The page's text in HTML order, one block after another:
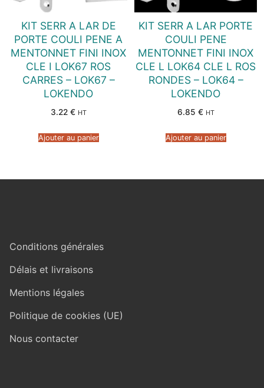
KIT SERR A LAR DE
PORTE COULI PENE A
MENTONNET FINI INOX
CLE I LOK67 ROS
CARRES – LOK67 –
LOKENDO
3.22 € HT
Ajouter au panier
KIT SERR A LAR PORTE
COULI PENE
MENTONNET FINI INOX
CLE L LOK64 CLE L ROS
RONDES – LOK64 –
LOKENDO
6.85 € HT
Ajouter au panier
Conditions générales
Délais et livraisons
Mentions légales
Politique de cookies (UE)
Nous contacter